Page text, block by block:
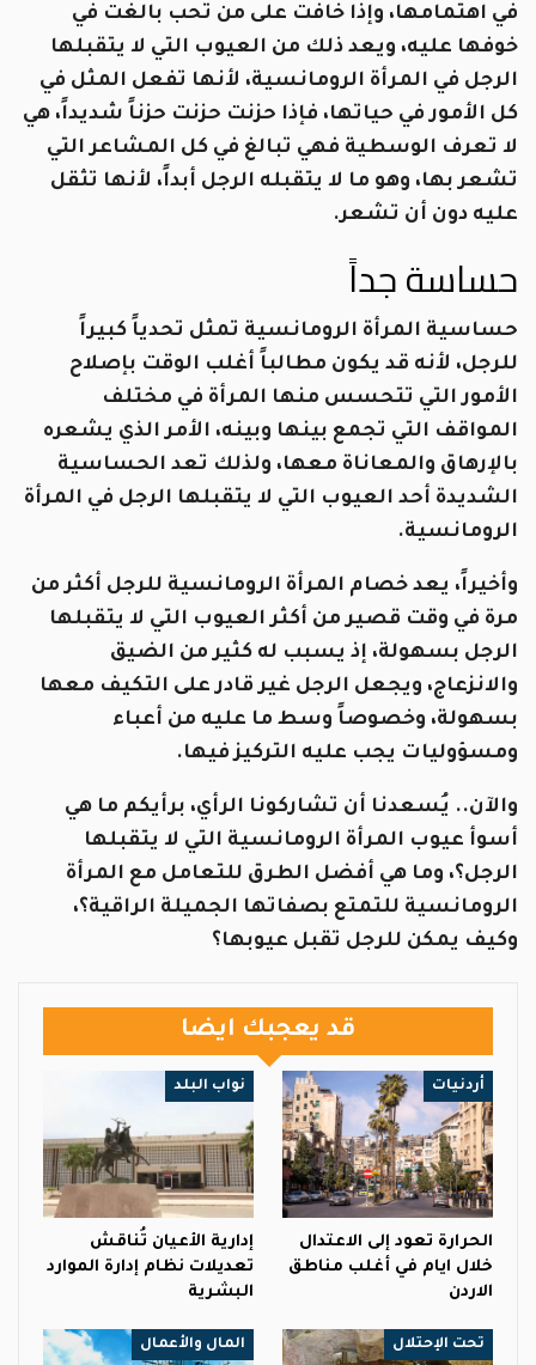
في اهتمامها، وإذا خافت على من تحب بالغت في
خوفها عليه، ويعد ذلك من العيوب التي لا يتقبلها
الرجل في المرأة الرومانسية، لأنها تفعل المثل في
كل الأمور في حياتها، فإذا حزنت حزنت حزناً شديداً، هي
لا تعرف الوسطية فهي تبالغ في كل المشاعر التي
تشعر بها، وهو ما لا يتقبله الرجل أبداً، لأنها تثقل
عليه دون أن تشعر.
حساسة جداً
حساسية المرأة الرومانسية تمثل تحدياً كبيراً
للرجل، لأنه قد يكون مطالباً أغلب الوقت بإصلاح
الأمور التي تتحسس منها المرأة في مختلف
المواقف التي تجمع بينها وبينه، الأمر الذي يشعره
بالإرهاق والمعاناة معها، ولذلك تعد الحساسية
الشديدة أحد العيوب التي لا يتقبلها الرجل في المرأة
الرومانسية.
وأخيراً، يعد خصام المرأة الرومانسية للرجل أكثر من
مرة في وقت قصير من أكثر العيوب التي لا يتقبلها
الرجل بسهولة، إذ يسبب له كثير من الضيق
والانزعاج، ويجعل الرجل غير قادر على التكيف معها
بسهولة، وخصوصاً وسط ما عليه من أعباء
ومسؤوليات يجب عليه التركيز فيها.
والآن.. يُسعدنا أن تشاركونا الرأي، برأيكم ما هي
أسوأ عيوب المرأة الرومانسية التي لا يتقبلها
الرجل؟، وما هي أفضل الطرق للتعامل مع المرأة
الرومانسية للتمتع بصفاتها الجميلة الراقية؟،
وكيف يمكن للرجل تقبل عيوبها؟
قد يعجبك ايضا
أردنيات
الحرارة تعود إلى الاعتدال
خلال ايام في أغلب مناطق
الاردن
نواب البلد
إدارية الأعيان تُناقش
تعديلات نظام إدارة الموارد
البشرية
تحت الإحتلال المال والأعمال